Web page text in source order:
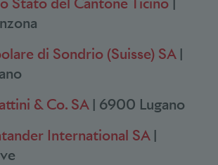
di Sondrio (Suisse) SA|
& Co. SA| 6900 Lugano
International SA|